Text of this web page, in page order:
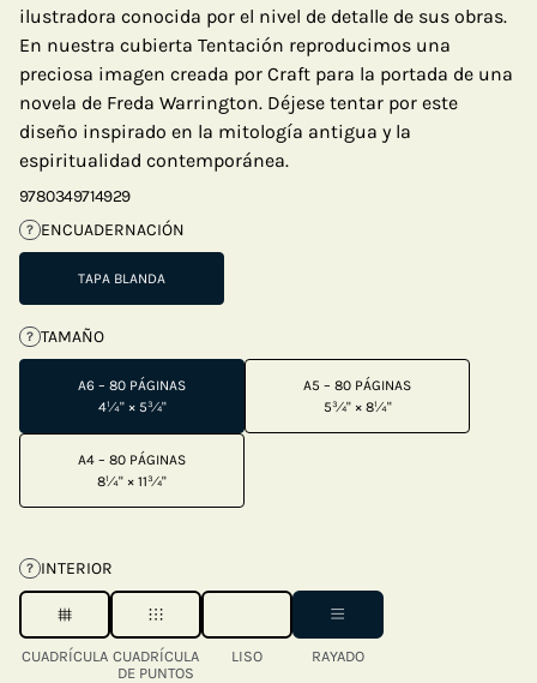
ilustradora conocida por el nivel de detalle de sus obras.
En nuestra cubierta Tentación reproducimos una
preciosa imagen creada por Craft para la portada de una
novela de Freda Warrington. Déjese tentar por este
diseño inspirado en la mitología antigua y la
espiritualidad contemporánea.
9780349714929
? ENCUADERNACIÓN
TAPA BLANDA
? TAMAÑO
A6 – 80 PÁGINAS
4¼" × 5¾"
A5 – 80 PÁGINAS
5¾" × 8¼"
A4 – 80 PÁGINAS
8¼" × 11¾"
? INTERIOR
CUADRÍCULA CUADRÍCULA
DE PUNTOS
LISO RAYADO